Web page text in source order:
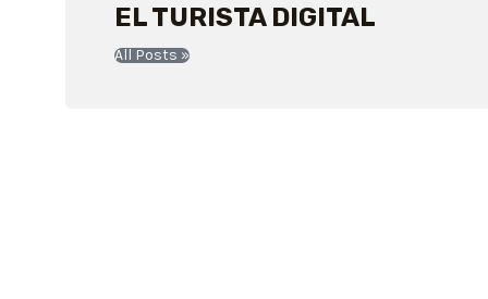
EL TURISTA DIGITAL
All Posts »